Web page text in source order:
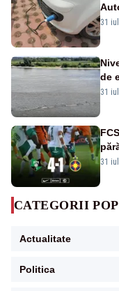
31
de
31
31
CATEGORII
Actualitate
Politica